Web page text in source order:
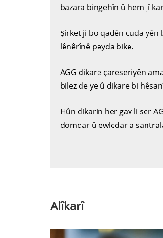
bazara bingehîn û hem jî
Şîrket ji bo qadên cuda yên
lênêrînê peyda bike.
AGG dikare çareseriyên
bilez de ye û dikare bi
Hûn dikarin her gav li ser
domdar û ewledar a
Alîkarî